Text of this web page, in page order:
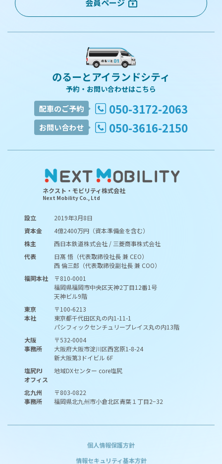
会員ページ
のるーとアイランドシティ
予約・お問い合わせはこちら
配車のご予約 050-3172-2063
お問い合わせ 050-3616-2150
ネクスト・モビリティ株式会社
Next Mobility Co., Ltd
設立
2019年3月8日
資本金
4億2400万円（資本準備金を含む）
株主
西日本鉄道株式会社 / 三菱商事株式会社
代表
日髙 悟（代表取締役社長 兼 CEO）
西 倫三郎（代表取締役副社長 兼 COO）
福岡本社
〒810-0001
福岡県福岡市中央区天神2丁目12番1号
天神ビル9階
東京
本社
〒100-6213
東京都千代田区丸の内1-11-1
パシフィックセンチュリープレイス丸の内13階
大阪
事務所
〒532-0004
大阪府大阪市淀川区西宮原1-8-24
新大阪第3ドイビル 6F
塩尻PJ
オフィス
地域DXセンター core塩尻
北九州
事務所
〒803-0822
福岡県北九州市小倉北区青葉１丁目2−32
個人情報保護方針
情報セキュリティ基本方針